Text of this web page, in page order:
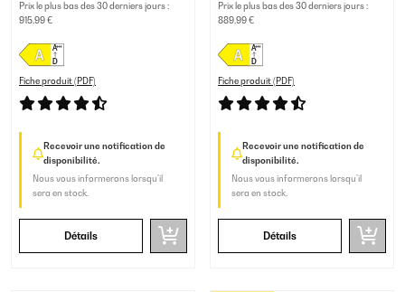
Prix le plus bas des 30 derniers jours :
915,99 €
Fiche produit (PDF)
Recevoir une notification de
disponibilité.
Nous vous informerons lorsqu’il
sera en stock.
Détails
Prix le plus bas des 30 derniers jours :
889,99 €
Fiche produit (PDF)
Recevoir une notification de
disponibilité.
Nous vous informerons lorsqu’il
sera en stock.
Détails